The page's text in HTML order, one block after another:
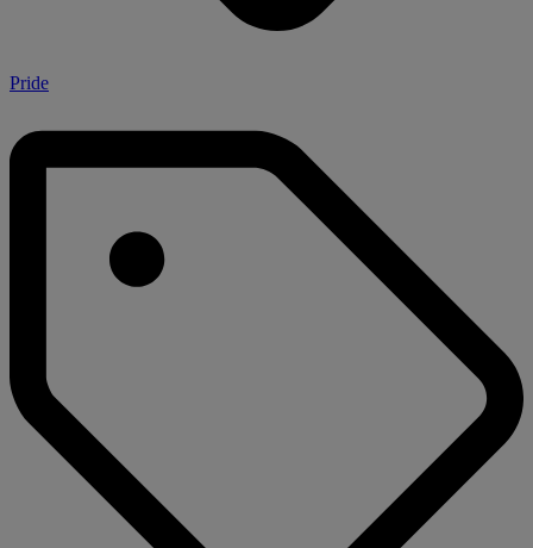
Pride